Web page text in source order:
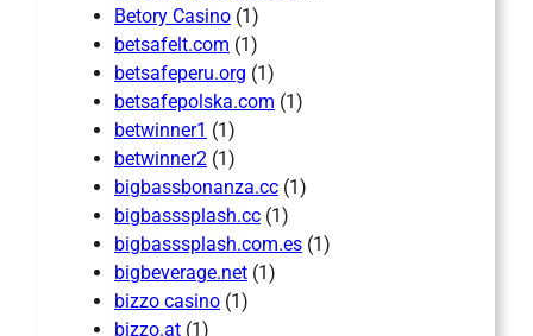
Betory Casino (1)
betsafelt.com (1)
betsafeperu.org (1)
betsafepolska.com (1)
betwinner1 (1)
betwinner2 (1)
bigbassbonanza.cc (1)
bigbasssplash.cc (1)
bigbasssplash.com.es (1)
bigbeverage.net (1)
bizzo casino (1)
bizzo.at (1)